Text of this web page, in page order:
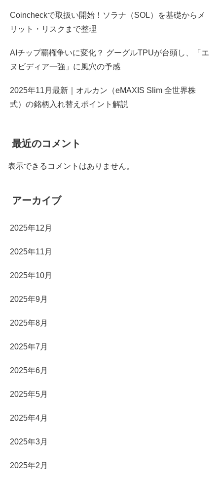
Coincheckで取扱い開始！ソラナ（SOL）を基礎からメ
リット・リスクまで整理
AIチップ覇権争いに変化？ グーグルTPUが台頭し、「エ
ヌビディア一強」に風穴の予感
2025年11月最新｜オルカン（eMAXIS Slim 全世界株
式）の銘柄入れ替えポイント解説
最近のコメント
表示できるコメントはありません。
アーカイブ
2025年12月
2025年11月
2025年10月
2025年9月
2025年8月
2025年7月
2025年6月
2025年5月
2025年4月
2025年3月
2025年2月